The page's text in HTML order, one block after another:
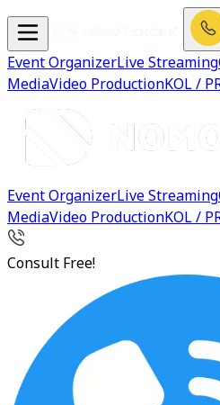
Event OrganizerLive Streaming
MediaVideo ProductionKOL /
Event OrganizerLive Streaming
MediaVideo ProductionKOL /
Consult Free!